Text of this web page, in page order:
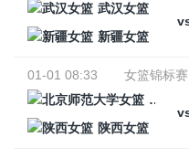
武汉女篮
新疆女篮
01-01 08:33
女篮锦标赛
北京师
陕西女篮